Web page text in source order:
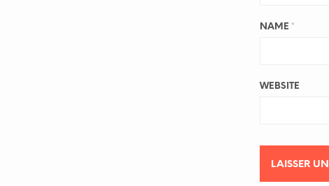
NAME *
WEBSITE